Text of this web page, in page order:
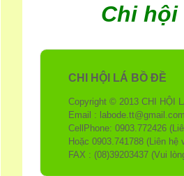
Chi hội
CHI HỘI LÁ BỒ ĐỀ
Copyright © 2013 CHI HỘI
Email : labode.tt@gmail.com
CellPhone: 0903.772426
Hoặc 0903.741788 (Liên hệ
FAX : (08)39203437 (Vui